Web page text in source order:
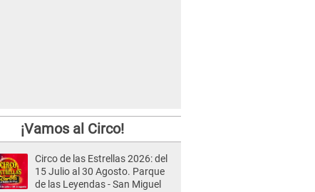
¡Vamos al Circo!
Circo de las Estrellas 2026: del
15 Julio al 30 Agosto. Parque
de las Leyendas - San Miguel